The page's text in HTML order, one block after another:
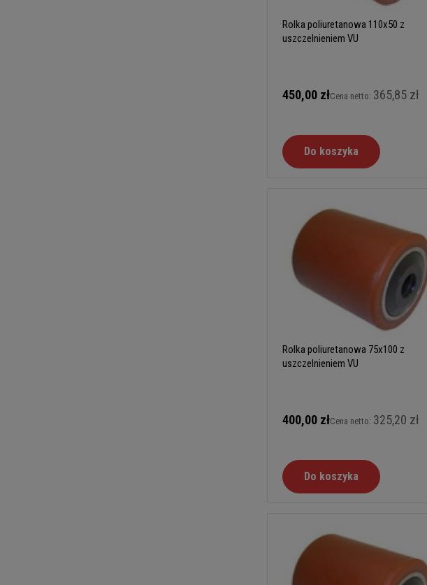
Rolka poliuretanowa 110x50 z
uszczelnieniem VU
450,00 złCena netto: 365,85 zł
Do koszyka
Rolka poliuretanowa 75x100 z
uszczelnieniem VU
400,00 złCena netto: 325,20 zł
Do koszyka